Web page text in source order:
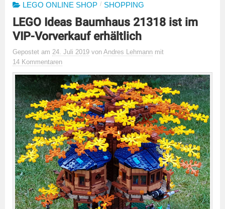
LEGO ONLINE SHOP / SHOPPING
LEGO Ideas Baumhaus 21318 ist im
VIP-Vorverkauf erhältlich
Gepostet am 24. Juli 2019 von Andres Lehmann mit
14 Kommentaren